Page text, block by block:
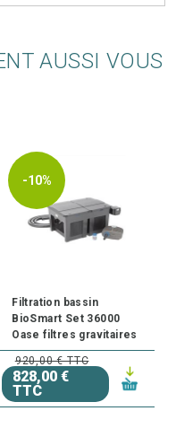
AUSSI VOUS
-10%
Filtration bassin
BioSmart Set 36000
Oase filtres gravitaires
920,00 € TTC
828,00 €
TTC